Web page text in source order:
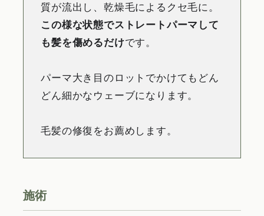
質が流出し、乾燥毛によるクセ毛に。
この様な状態でストレートパーマして
も髪を傷めるだけです。
パーマ大き目のロットでかけてもどん
どん細かなウェーブになります。
毛髪の修復をお薦めします。
施術